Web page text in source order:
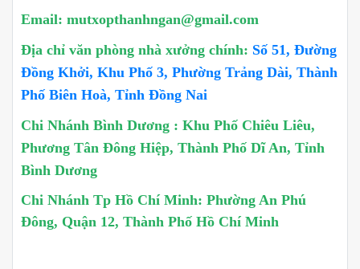
Email: mutxopthanhngan@gmail.com
Địa chỉ văn phòng nhà xưởng chính: Số 51, Đường
Đồng Khởi, Khu Phố 3, Phường Trảng Dài, Thành
Phố Biên Hoà, Tỉnh Đồng Nai
Chi Nhánh Bình Dương : Khu Phố Chiêu Liêu,
Phương Tân Đông Hiệp, Thành Phố Dĩ An, Tỉnh
Bình Dương
Chi Nhánh Tp Hồ Chí Minh: Phường An Phú
Đông, Quận 12, Thành Phố Hồ Chí Minh